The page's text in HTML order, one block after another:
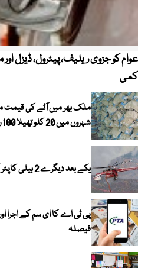
عوام کو جزوی ریلیف، پیٹرول، ڈیزل
کمی
ملک بھر میں آٹے کی قیمت
شہروں میں 20 کلو تھیلا 100 روپے تک مہنگا
یکے بعد دیگرے 2 ہیلی کاپٹر گر کر تباہ؛ متعدد ہلاکتیں
پی ٹی اے کا ای سم کے اجرا
فیصلہ